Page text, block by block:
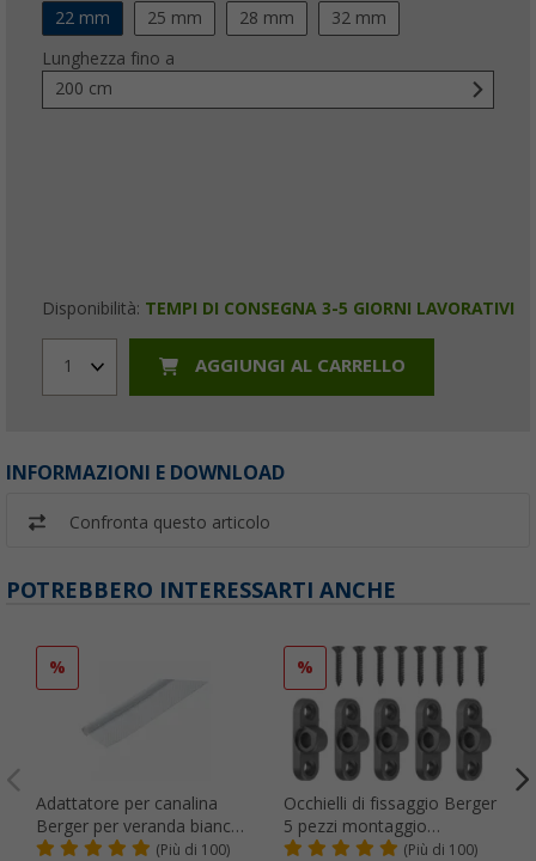
22 mm
25 mm 28 mm 32 mm
Lunghezza fino a
200 cm
Disponibilità: TEMPI DI CONSEGNA 3-5 GIORNI LAVORATIVI
1 AGGIUNGI AL CARRELLO
INFORMAZIONI E DOWNLOAD
Confronta questo articolo
POTREBBERO INTERESSARTI ANCHE
%
Adattatore per canalina
Berger per veranda bianco
Ø 6 mm (al metro)(Più di 100)
%
Occhielli di fissaggio Berger
5 pezzi montaggio
orizzontale
(Più di 100)